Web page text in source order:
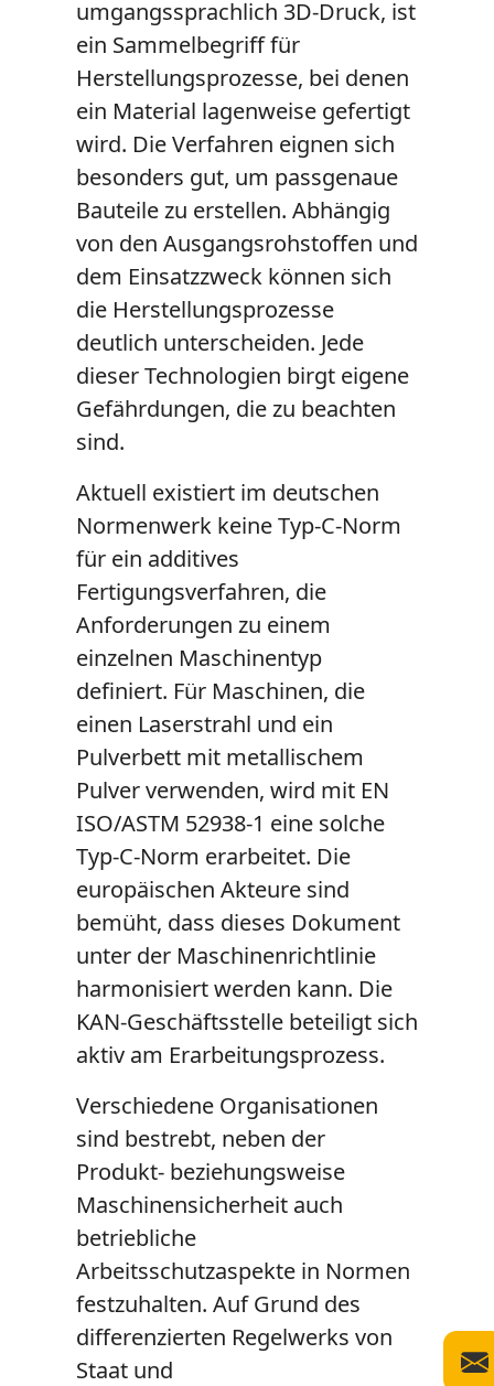
umgangssprachlich 3D-Druck, ist
ein Sammelbegriff für
Herstellungsprozesse, bei denen
ein Material lagenweise gefertigt
wird. Die Verfahren eignen sich
besonders gut, um passgenaue
Bauteile zu erstellen. Abhängig
von den Ausgangsrohstoffen und
dem Einsatzzweck können sich
die Herstellungsprozesse
deutlich unterscheiden. Jede
dieser Technologien birgt eigene
Gefährdungen, die zu beachten
sind.
Aktuell existiert im deutschen
Normenwerk keine Typ-C-Norm
für ein additives
Fertigungsverfahren, die
Anforderungen zu einem
einzelnen Maschinentyp
definiert. Für Maschinen, die
einen Laserstrahl und ein
Pulverbett mit metallischem
Pulver verwenden, wird mit EN
ISO/ASTM 52938-1 eine solche
Typ-C-Norm erarbeitet. Die
europäischen Akteure sind
bemüht, dass dieses Dokument
unter der Maschinenrichtlinie
harmonisiert werden kann. Die
KAN-Geschäftsstelle beteiligt sich
aktiv am Erarbeitungsprozess.
Verschiedene Organisationen
sind bestrebt, neben der
Produkt- beziehungsweise
Maschinensicherheit auch
betriebliche
Arbeitsschutzaspekte in Normen
festzuhalten. Auf Grund des
differenzierten Regelwerks von
Staat und